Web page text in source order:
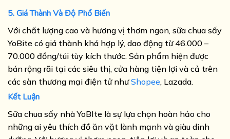
5. Giá Thành Và Độ Phổ Biến
Với chất lượng cao và hương vị thơm ngon, sữa chua sấy
YoBite có giá thành khá hợp lý, dao động từ 46.000 –
70.000 đồng/túi tùy kích thước. Sản phẩm hiện được
bán rộng rãi tại các siêu thị, cửa hàng tiện lợi và cả trên
các sàn thương mại điện tử nhưShopee, Lazada.
Kết Luận
Sữa chua sấy nhà YoBIte là sự lựa chọn hoàn hảo cho
những ai yêu thích đồ ăn vặt lành mạnh và giàu dinh